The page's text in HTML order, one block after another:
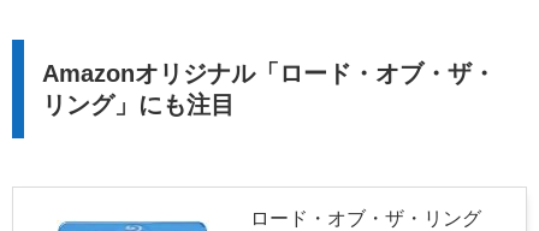
Amazonオリジナル「ロード・オブ・ザ・
リング」にも注目
ロード・オブ・ザ・リング